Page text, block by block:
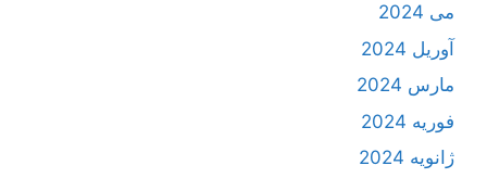
می 2024
آوریل 2024
مارس 2024
فوریه 2024
ژانویه 2024